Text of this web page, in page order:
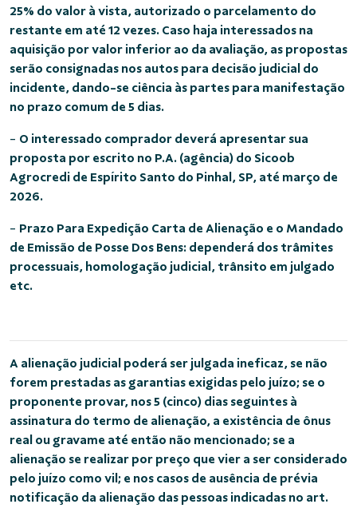
25% do valor à vista, autorizado o parcelamento do
restante em até 12 vezes. Caso haja interessados na
aquisição por valor inferior ao da avaliação, as propostas
serão consignadas nos autos para decisão judicial do
incidente, dando-se ciência às partes para manifestação
no prazo comum de 5 dias.
- O interessado comprador deverá apresentar sua
proposta por escrito no P.A. (agência) do Sicoob
Agrocredi de Espírito Santo do Pinhal, SP, até março de
2026.
- Prazo Para Expedição Carta de Alienação e o Mandado
de Emissão de Posse Dos Bens: dependerá dos trâmites
processuais, homologação judicial, trânsito em julgado
etc.
A alienação judicial poderá ser julgada ineficaz, se não
forem prestadas as garantias exigidas pelo juízo; se o
proponente provar, nos 5 (cinco) dias seguintes à
assinatura do termo de alienação, a existência de ônus
real ou gravame até então não mencionado; se a
alienação se realizar por preço que vier a ser considerado
pelo juízo como vil; e nos casos de ausência de prévia
notificação da alienação das pessoas indicadas no art.